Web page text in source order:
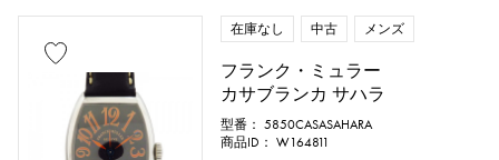
在庫なし 中古 メンズ
フランク・ミュラー
カサブランカ サハラ
型番： 5850CASASAHARA
商品ID： W164811